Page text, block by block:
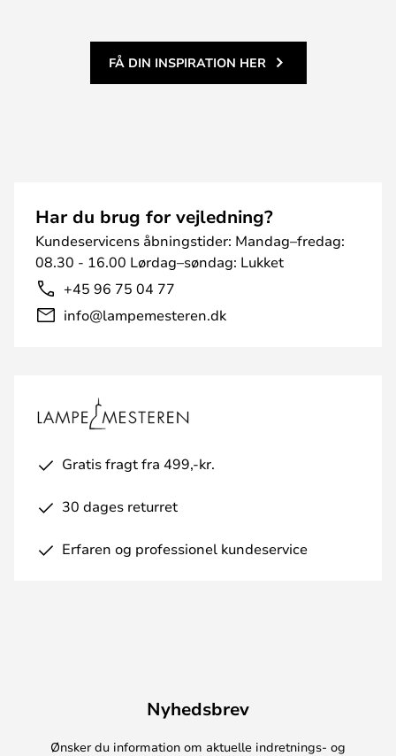
FÅ DIN INSPIRATION HER
Har du brug for vejledning?
Kundeservicens åbningstider: Mandag–fredag:
08.30 - 16.00 Lørdag–søndag: Lukket
+45 96 75 04 77
info@lampemesteren.dk
Gratis fragt fra 499,-kr.
30 dages returret
Erfaren og professionel kundeservice
Nyhedsbrev
Ønsker du information om aktuelle indretnings- og